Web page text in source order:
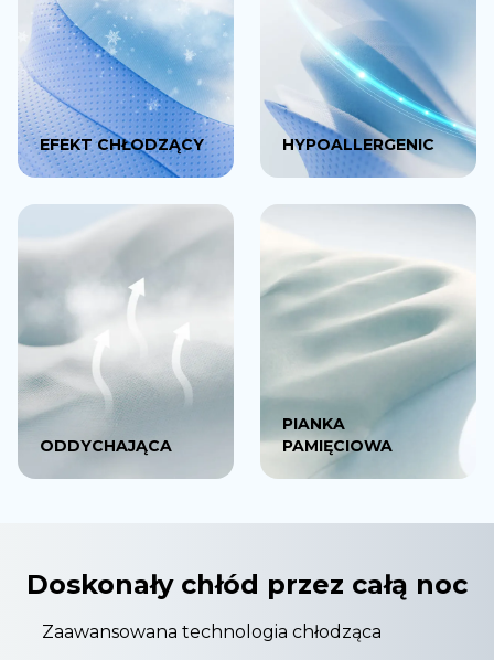
EFEKT CHŁODZĄCY HYPOALLERGENIC
ODDYCHAJĄCA
PIANKA
PAMIĘCIOWA
Doskonały chłód przez całą noc
Zaawansowana technologia chłodząca